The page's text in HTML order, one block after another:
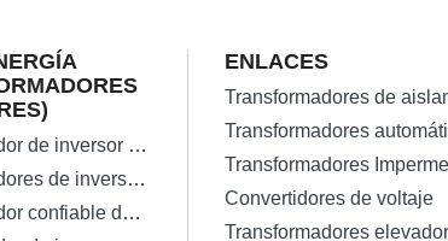
Transformador de inversor solar en red de alta eficiencia
Transformadores de inversor solar monofásico
Transformador confiable de inversor de onda sinusoidal pura de 300 vatios
ENLACES
Convertidores de voltaje
Transformadores